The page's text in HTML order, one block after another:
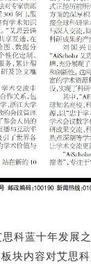
科蓝十年发展
块内容对艾思